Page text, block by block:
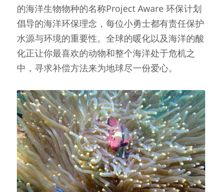
的海洋生物物种的名称Project Aware 环保计划
倡导的海洋环保理念，每位小勇士都有责任保护
水源与环境的重要性。全球的暖化以及海洋的酸
化正让你最喜欢的动物和整个海洋处于危机之
中，寻求补偿方法来为地球尽一份爱心。